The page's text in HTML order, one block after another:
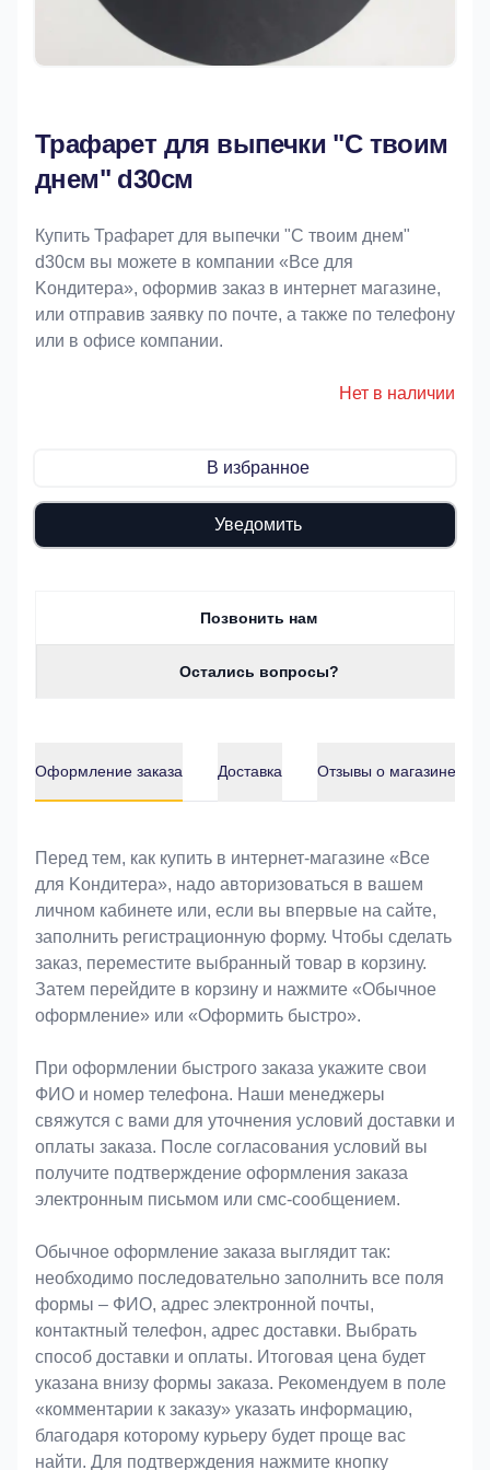
Трафарет для выпечки "С твоим
днем" d30см
Купить Трафарет для выпечки "С твоим днем"
d30см вы можете в компании «Bce для
Koндитeрa», оформив заказ в интернет магазине,
или отправив заявку по почте, а также по телефону
или в офисе компании.
Нет в наличии
В избранное
Уведомить
Позвонить нам
Остались вопросы?
Оформление заказа Доставка Отзывы о магазине
Оформление заказа
Перед тем, как купить в интернет-магазине «Bce
для Koндитeрa», надо авторизоваться в вашем
личном кабинете или, если вы впервые на сайте,
заполнить регистрационную форму. Чтобы сделать
заказ, переместите выбранный товар в корзину.
Затем перейдите в корзину и нажмите «Обычное
оформление» или «Оформить быстро».
При оформлении быстрого заказа укажите свои
ФИО и номер телефона. Наши менеджеры
свяжутся с вами для уточнения условий доставки и
оплаты заказа. После согласования условий вы
получите подтверждение оформления заказа
электронным письмом или смс-сообщением.
Обычное оформление заказа выглядит так:
необходимо последовательно заполнить все поля
формы – ФИО, адрес электронной почты,
контактный телефон, адрес доставки. Выбрать
способ доставки и оплаты. Итоговая цена будет
указана внизу формы заказа. Рекомендуем в поле
«комментарии к заказу» указать информацию,
благодаря которому курьеру будет проще вас
найти. Для подтверждения нажмите кнопку